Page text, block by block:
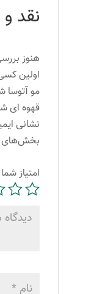
رنگ
قهوه
شکلاتی
روشن
عدد
نقد
هنوز
اولین
قهوه ای
نشانی
بخش‌های
امتیاز شما